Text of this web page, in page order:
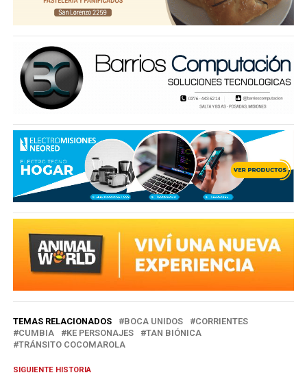
TEMAS RELACIONADOS BOCA UNIDOS
CORRIENTES
CUMBIA
KE PERSONAJES
TAN BIÓNICA
TRÁNSITO COCOMAROLA
SIGUIENTE HISTORIA